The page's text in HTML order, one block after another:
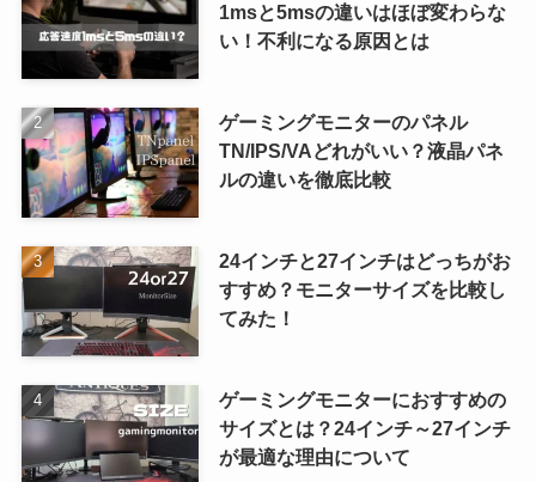
1msと5msの違いはほぼ変わらな
い！不利になる原因とは
ゲーミングモニターのパネル
TN/IPS/VAどれがいい？液晶パネ
ルの違いを徹底比較
24インチと27インチはどっちがお
すすめ？モニターサイズを比較し
てみた！
ゲーミングモニターにおすすめの
サイズとは？24インチ～27インチ
が最適な理由について